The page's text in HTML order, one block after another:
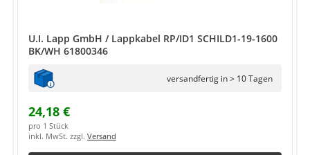
U.I. Lapp GmbH / Lappkabel RP/ID1 SCHILD1-19-1600
BK/WH 61800346
versandfertig in > 10 Tagen
24,18 €
pro 1 Stück
inkl. MwSt. zzgl. Versand